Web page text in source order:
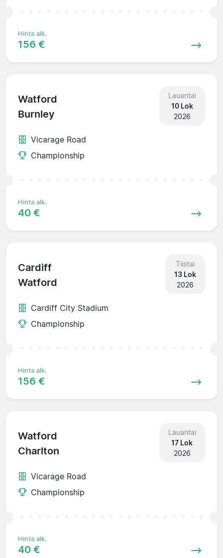
Hinta alk.
156 €
Watford
Burnley
Lauantai
10 Lok
2026
Vicarage Road
Championship
Hinta alk.
40 €
Cardiff
Watford
Tiistai
13 Lok
2026
Cardiff City Stadium
Championship
Hinta alk.
156 €
Watford
Charlton
Lauantai
17 Lok
2026
Vicarage Road
Championship
Hinta alk.
40 €